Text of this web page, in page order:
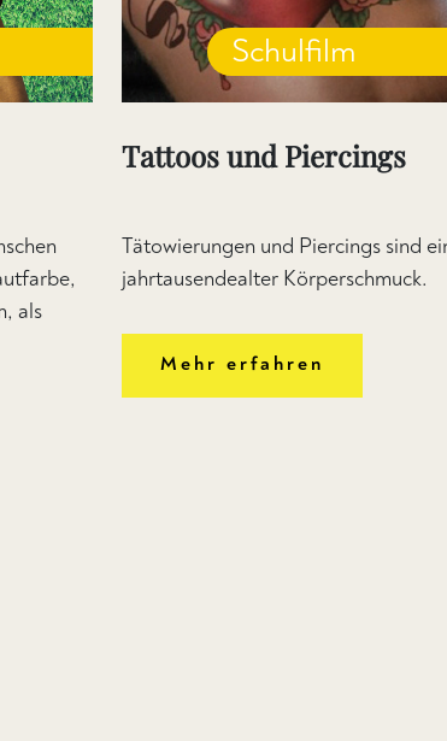
als
Schulfilm
Tattoos und Piercings
Tätowierungen und Piercings sind
jahrtausendealter Körperschmuck.
Mehr erfahren